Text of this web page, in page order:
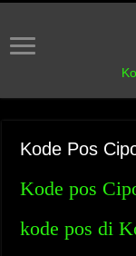
Kode Pos
Kode pos
kode pos di